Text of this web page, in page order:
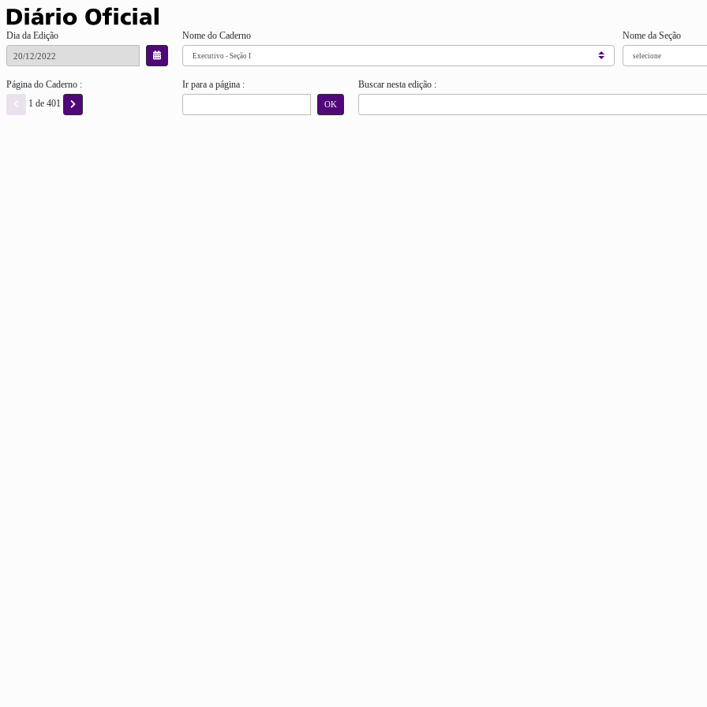
Dia da Edição Nome do Caderno Nome da Seção
Página do Caderno :
1 de 401
Ir para a página :
OK
Buscar nesta edição :